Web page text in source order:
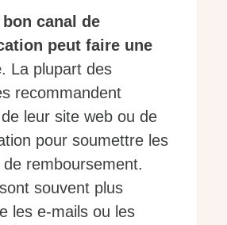
canal de
peut faire une
. La plupart des
recommandent
de leur site web ou de
pour soumettre les
remboursement.
souvent plus
les e-mails ou les